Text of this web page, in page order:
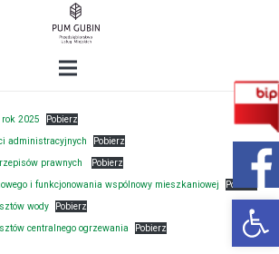
2025
Pobierz
administracyjnych
Pobierz
prawnych
Pobierz
i funkcjonowania wspólnowy mieszkaniowej
Pobierz
wody
Pobierz
centralnego ogrzewania
Pobierz